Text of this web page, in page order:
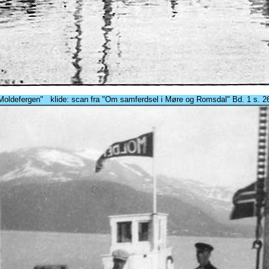
klide: scan fra "Om samferdsel i Møre og Romsdal" Bd. 1 s.